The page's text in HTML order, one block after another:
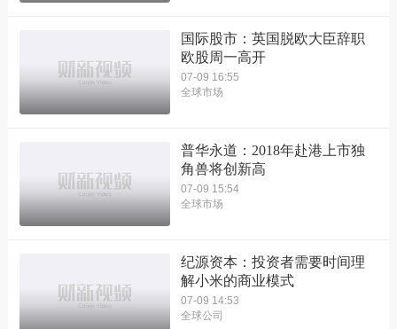
国际股市：英国脱欧大臣辞职
欧股周一高开
07-09 16:55
全球市场
普华永道：2018年赴港上市独
角兽将创新高
07-09 15:54
全球市场
纪源资本：投资者需要时间理
解小米的商业模式
07-09 14:53
全球公司